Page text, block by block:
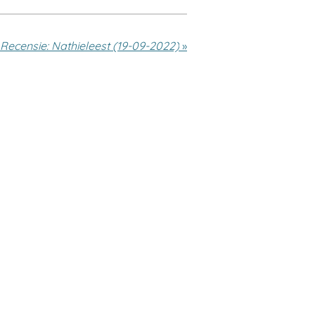
Recensie: Nathieleest (19-09-2022) »